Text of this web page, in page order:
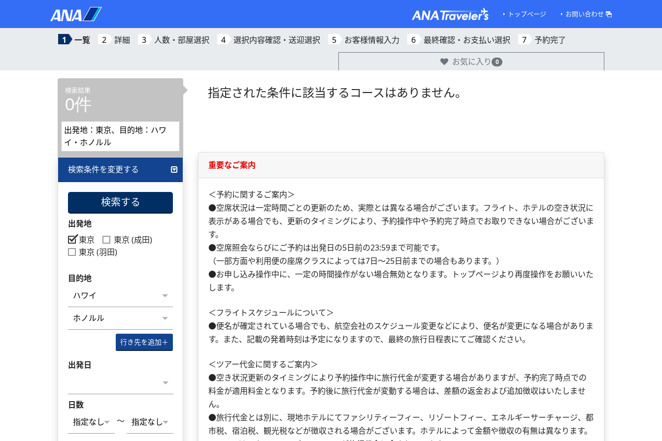
トップページ お問い合わせ
1 一覧 2 詳細 3 人数・部屋選択 4 選択内容確認・送迎選択 5 お客様情報入力 6 最終確認・お支払い選択 7
予約完了
お気に入り
0
検索結果
0件
出発地：東京、目的地：ハワ
イ・ホノルル
検索条件を変更する
検索する
出発地
東京
東京 (成田)
東京 (羽田)
目的地
行き先を追加＋
出発日
日数
～
指定された条件に該当するコースはありません。
重要なご案内
＜予約に関するご案内＞
●空席状況は一定時間ごとの更新のため、実際とは異なる場合がございます。フライト、ホテルの空き状況に
表示がある場合でも、更新のタイミングにより、予約操作中や予約完了時点でお取りできない場合がございま
す。
●空席照会ならびにご予約は出発日の5日前の23:59まで可能です。
（一部方面や利用便の座席クラスによっては7日～25日前までの場合もあります。）
●お申し込み操作中に、一定の時間操作がない場合無効となります。トップページより再度操作をお願いいた
します。
＜フライトスケジュールについて＞
●便名が確定されている場合でも、航空会社のスケジュール変更などにより、便名が変更になる場合がありま
す。また、記載の発着時刻は予定になりますので、最終の旅行日程表にてご確認ください。
＜ツアー代金に関するご案内＞
●空き状況更新のタイミングにより予約操作中に旅行代金が変更する場合がありますが、予約完了時点での
料金が適用料金となります。予約後に旅行代金が変動する場合は、差額の返金および追加徴収はいたしませ
ん。
●旅行代金とは別に、現地ホテルにてファシリティーフィー、リゾートフィー、エネルギーサーチャージ、都
市税、宿泊税、観光税などが徴収される場合がございます。ホテルによって金額や徴収の有無は異なります。